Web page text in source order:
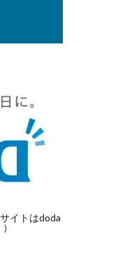
イトはdoda